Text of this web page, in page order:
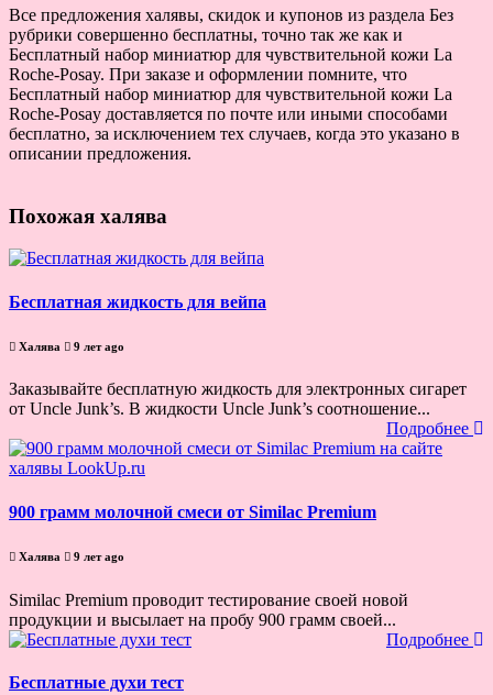
Все предложения халявы, скидок и купонов из раздела Без
рубрики совершенно бесплатны, точно так же как и
Бесплатный набор миниатюр для чувствительной кожи La
Roche-Posay. При заказе и оформлении помните, что
Бесплатный набор миниатюр для чувствительной кожи La
Roche-Posay доставляется по почте или иными способами
бесплатно, за исключением тех случаев, когда это указано в
описании предложения.
Похожая халява
Бесплатная жидкость для вейпа
Халява 9 лет ago
Заказывайте бесплатную жидкость для электронных сигарет
от Uncle Junk’s. В жидкости Uncle Junk’s соотношение...
Подробнее
900 грамм молочной смеси от Similac Premium
Халява 9 лет ago
Similac Premium проводит тестирование своей новой
продукции и высылает на пробу 900 грамм своей...
Подробнее
Бесплатные духи тест